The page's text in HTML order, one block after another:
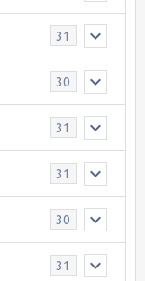
31
30
31
31
30
31